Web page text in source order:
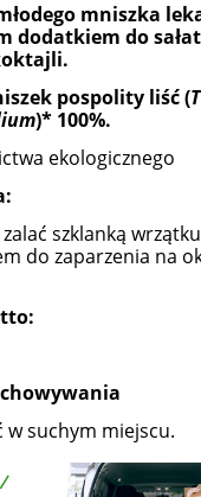
mniszka
dodatkiem do
pospolity liść (
)* 100%.
ekologicznego
zalać szklanką
do zaparzenia na
w suchym miejscu.